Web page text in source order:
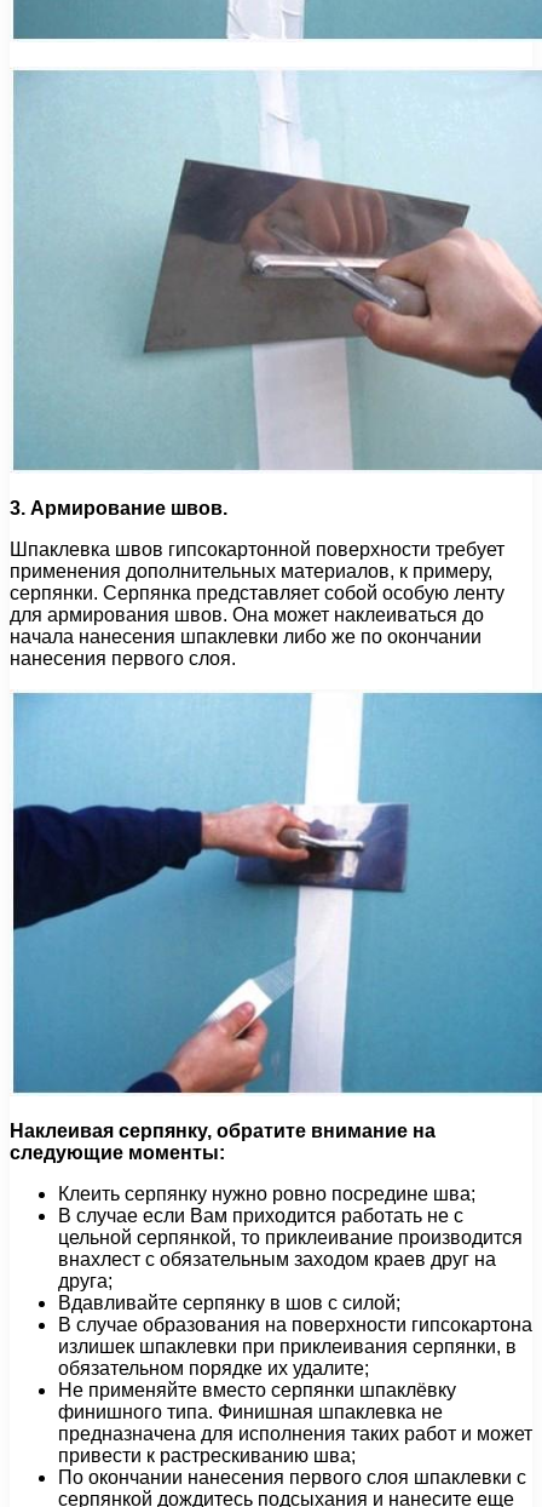
3. Армирование швов.
Шпаклевка швов гипсокартонной поверхности требует
применения дополнительных материалов, к примеру,
серпянки. Серпянка представляет собой особую ленту
для армирования швов. Она может наклеиваться до
начала нанесения шпаклевки либо же по окончании
нанесения первого слоя.
Наклеивая серпянку, обратите внимание на
следующие моменты:
Клеить серпянку нужно ровно посредине шва;
В случае если Вам приходится работать не с
цельной серпянкой, то приклеивание производится
внахлест с обязательным заходом краев друг на
друга;
Вдавливайте серпянку в шов с силой;
В случае образования на поверхности гипсокартона
излишек шпаклевки при приклеивания серпянки, в
обязательном порядке их удалите;
Не применяйте вместо серпянки шпаклёвку
финишного типа. Финишная шпаклевка не
предназначена для исполнения таких работ и может
привести к растрескиванию шва;
По окончании нанесения первого слоя шпаклевки с
серпянкой дождитесь подсыхания и нанесите еще